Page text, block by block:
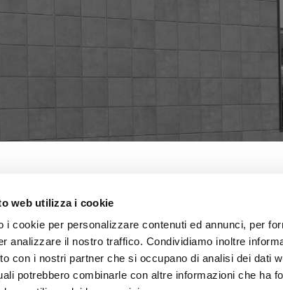
web utilizza i cookie
i cookie per personalizzare contenuti ed annunci, per
analizzare il nostro traffico. Condividiamo inoltre
con i nostri partner che si occupano di analisi dei dati
potrebbero combinarle con altre informazioni che ha
Per